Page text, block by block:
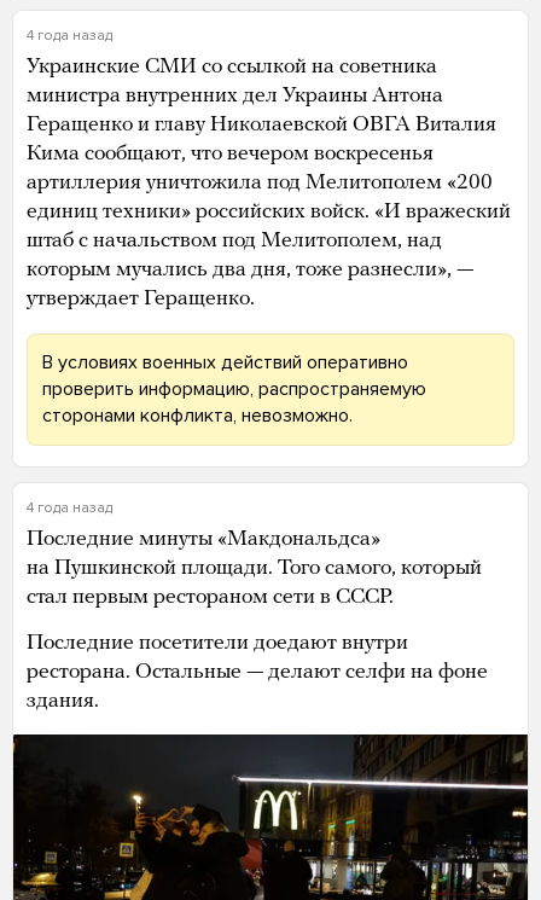
4 года назад
Украинские СМИ со ссылкой на советника
министра внутренних дел Украины Антона
Геращенко и главу Николаевской ОВГА Виталия
Кима сообщают, что вечером воскресенья
артиллерия уничтожила под Мелитополем «200
единиц техники» российских войск. «И вражеский
штаб с начальством под Мелитополем, над
которым мучались два дня, тоже разнесли», —
утверждает Геращенко.
В условиях военных действий оперативно
проверить информацию, распространяемую
сторонами конфликта, невозможно.
4 года назад
Последние минуты «Макдональдса»
на Пушкинской площади. Того самого, который
стал первым рестораном сети в СССР.
Последние посетители доедают внутри
ресторана. Остальные — делают селфи на фоне
здания.